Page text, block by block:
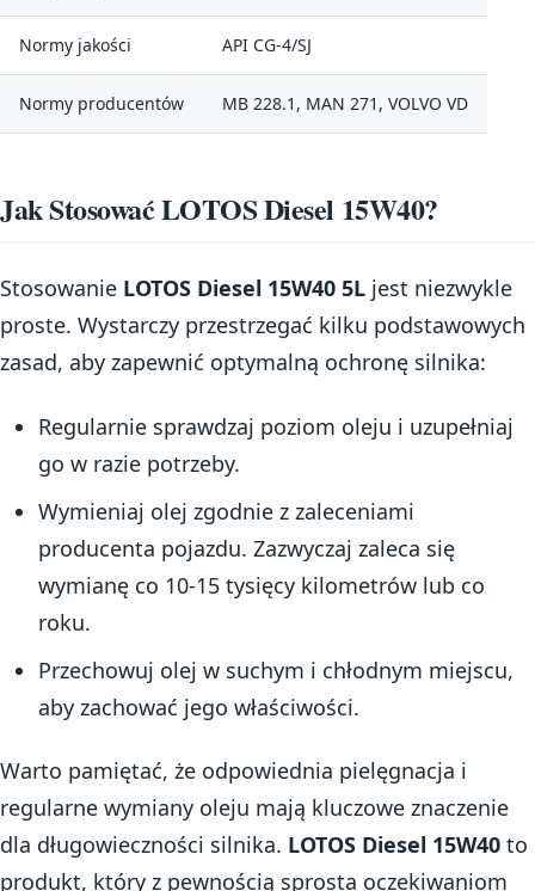
Normy jakości API CG-4/SJ
Normy producentów MB 228.1, MAN 271, VOLVO VD
Jak Stosować LOTOS Diesel 15W40?
Stosowanie LOTOS Diesel 15W40 5L jest niezwykle
proste. Wystarczy przestrzegać kilku podstawowych
zasad, aby zapewnić optymalną ochronę silnika:
Regularnie sprawdzaj poziom oleju i uzupełniaj
go w razie potrzeby.
Wymieniaj olej zgodnie z zaleceniami
producenta pojazdu. Zazwyczaj zaleca się
wymianę co 10-15 tysięcy kilometrów lub co
roku.
Przechowuj olej w suchym i chłodnym miejscu,
aby zachować jego właściwości.
Warto pamiętać, że odpowiednia pielęgnacja i
regularne wymiany oleju mają kluczowe znaczenie
dla długowieczności silnika. LOTOS Diesel 15W40 to
produkt, który z pewnością sprosta oczekiwaniom